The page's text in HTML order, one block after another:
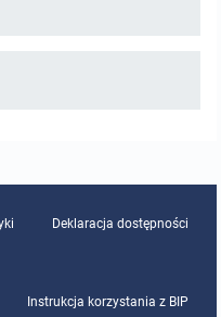
Deklaracja dostępności
Instrukcja korzystania z BIP